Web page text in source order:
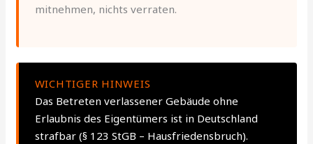
mitnehmen, nichts verraten.
WICHTIGER HINWEIS
Das Betreten verlassener Gebäude ohne
Erlaubnis des Eigentümers ist in Deutschland
strafbar (§ 123 StGB – Hausfriedensbruch).